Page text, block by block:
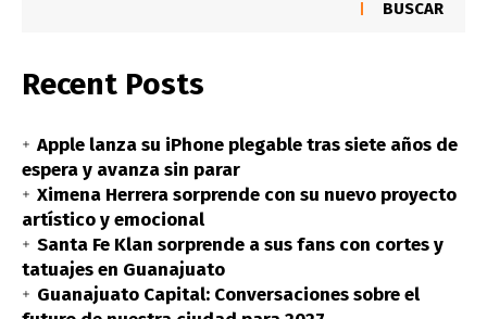
BUSCAR
Recent Posts
Apple lanza su iPhone plegable tras siete años de
espera y avanza sin parar
Ximena Herrera sorprende con su nuevo proyecto
artístico y emocional
Santa Fe Klan sorprende a sus fans con cortes y
tatuajes en Guanajuato
Guanajuato Capital: Conversaciones sobre el